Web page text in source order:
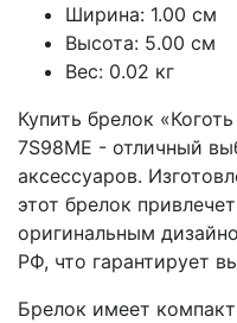
Ширина: 1.00 см
Высота: 5.00 см
Вес: 0.02 кг
Купить брелок
7S98ME - отличный
аксессуаров.
этот брелок
оригинальным
РФ, что гарантирует
Брелок имеет